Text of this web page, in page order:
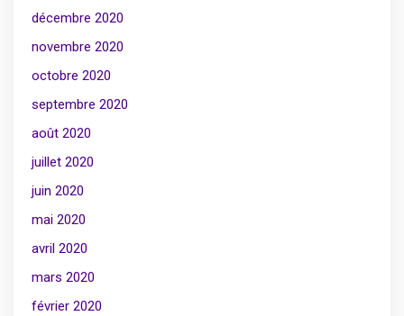
décembre 2020
novembre 2020
octobre 2020
septembre 2020
août 2020
juillet 2020
juin 2020
mai 2020
avril 2020
mars 2020
février 2020